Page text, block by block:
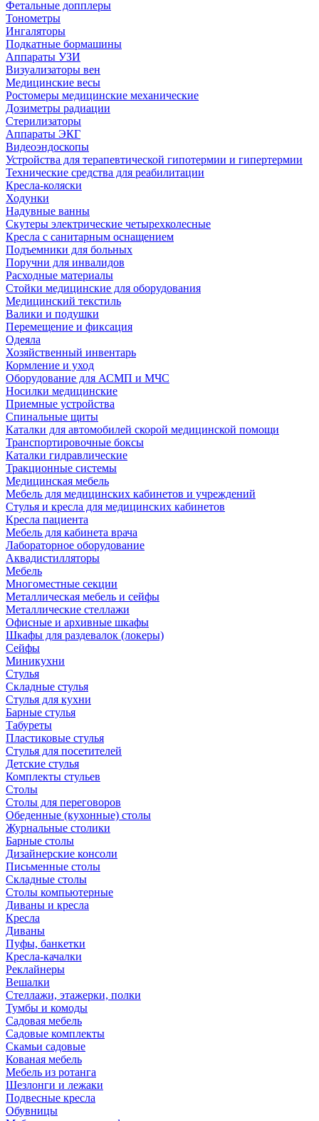
Фетальные допплеры
Тонометры
Ингаляторы
Подкатные бормашины
Аппараты УЗИ
Визуализаторы вен
Медицинские весы
Ростомеры медицинские механические
Дозиметры радиации
Стерилизаторы
Аппараты ЭКГ
Видеоэндоскопы
Устройства для терапевтической гипотермии и гипертермии
Технические средства для реабилитации
Кресла-коляски
Ходунки
Надувные ванны
Скутеры электрические четырехколесные
Кресла с санитарным оснащением
Подъемники для больных
Поручни для инвалидов
Расходные материалы
Стойки медицинские для оборудования
Медицинский текстиль
Валики и подушки
Перемещение и фиксация
Одеяла
Хозяйственный инвентарь
Кормление и уход
Оборудование для АСМП и МЧС
Носилки медицинские
Приемные устройства
Спинальные щиты
Каталки для автомобилей скорой медицинской помощи
Транспортировочные боксы
Каталки гидравлические
Тракционные системы
Медицинская мебель
Мебель для медицинских кабинетов и учреждений
Стулья и кресла для медицинских кабинетов
Кресла пациента
Мебель для кабинета врача
Лабораторное оборудование
Аквадистилляторы
Мебель
Многоместные секции
Металлическая мебель и сейфы
Металлические стеллажи
Офисные и архивные шкафы
Шкафы для раздевалок (локеры)
Сейфы
Миникухни
Стулья
Складные стулья
Стулья для кухни
Барные стулья
Табуреты
Пластиковые стулья
Стулья для посетителей
Детские стулья
Комплекты стульев
Столы
Столы для переговоров
Обеденные (кухонные) столы
Журнальные столики
Барные столы
Дизайнерские консоли
Письменные столы
Складные столы
Столы компьютерные
Диваны и кресла
Кресла
Диваны
Пуфы, банкетки
Кресла-качалки
Реклайнеры
Вешалки
Стеллажи, этажерки, полки
Тумбы и комоды
Садовая мебель
Садовые комплекты
Скамьи садовые
Кованая мебель
Мебель из ротанга
Шезлонги и лежаки
Подвесные кресла
Обувницы